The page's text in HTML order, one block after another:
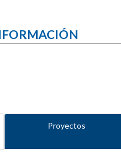
Proyectos